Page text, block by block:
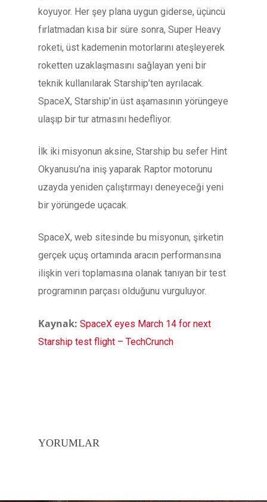
koyuyor. Her şey plana uygun giderse, üçüncü
fırlatmadan kısa bir süre sonra, Super Heavy
roketi, üst kademenin motorlarını ateşleyerek
roketten uzaklaşmasını sağlayan yeni bir
teknik kullanılarak Starship’ten ayrılacak.
SpaceX, Starship’in üst aşamasının yörüngeye
ulaşıp bir tur atmasını hedefliyor.
İlk iki misyonun aksine, Starship bu sefer Hint
Okyanusu’na iniş yaparak Raptor motorunu
uzayda yeniden çalıştırmayı deneyeceği yeni
bir yörüngede uçacak.
SpaceX, web sitesinde bu misyonun, şirketin
gerçek uçuş ortamında aracın performansına
ilişkin veri toplamasına olanak tanıyan bir test
programının parçası olduğunu vurguluyor.
Kaynak: SpaceX eyes March 14 for next
Starship test flight – TechCrunch
YORUMLAR